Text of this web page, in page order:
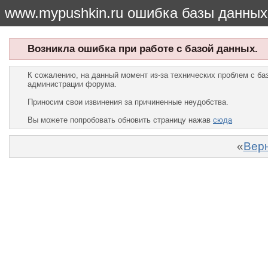
www.mypushkin.ru ошибка базы данных
Возникла ошибка при работе с базой данных.
К сожалению, на данный момент из-за технических проблем с
администрации форума.
Приносим свои извинения за причиненные неудобства.
Вы можете попробовать обновить страницу нажав сюда
«